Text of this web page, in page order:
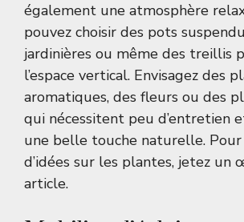
également une atmosphère
pouvez choisir des pots
jardinières ou même des treillis
l’espace vertical. Envisagez des
aromatiques, des fleurs ou des
qui nécessitent peu d’entretien
une belle touche naturelle.
d’idées sur les plantes, jetez un
article.